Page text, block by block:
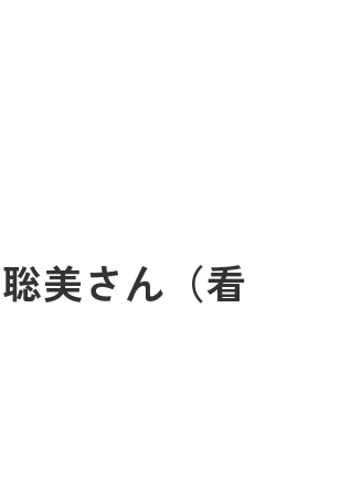
美さん（看